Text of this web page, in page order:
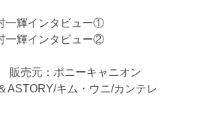
一輝インタビュー①
一輝インタビュー②
販売元：ポニーキャニオン
ASTORY/キム・ウニ/カンテレ